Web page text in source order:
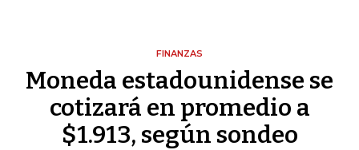
FINANZAS
Moneda estadounidense se
cotizará en promedio a
$1.913, según sondeo